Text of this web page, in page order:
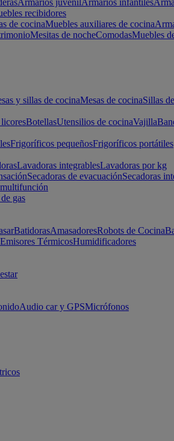
Armarios juvenilArmarios infantiles
recibidores
de cocinaMuebles auxiliares de cocina
Mesitas de nocheComodasMuebles
y sillas de cocinaMesas de cocinaSillas
BotellasUtensilios de cocinaVajilla
Frigoríficos pequeñosFrigoríficos portátiles
Lavadoras integrablesLavadoras por kg
Secadoras de evacuaciónSecadoras
gas
BatidorasAmasadoresRobots de Cocina
Emisores TérmicosHumidificadores
Audio car y GPSMicrófonos